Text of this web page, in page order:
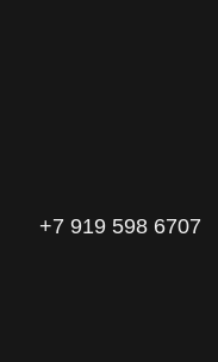
+7 919 598 6707